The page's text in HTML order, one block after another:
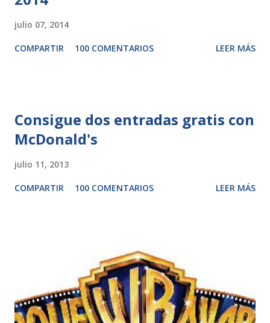
julio 07, 2014
COMPARTIR 100 COMENTARIOS LEER MÁS
Consigue dos entradas gratis con
McDonald's
julio 11, 2013
COMPARTIR 100 COMENTARIOS LEER MÁS